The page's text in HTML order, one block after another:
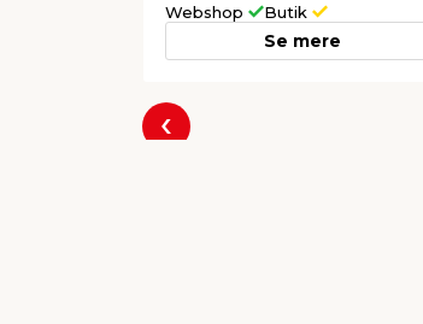
Webshop Butik
Se mere
Forrige